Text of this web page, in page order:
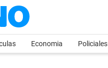
Economia Policiales